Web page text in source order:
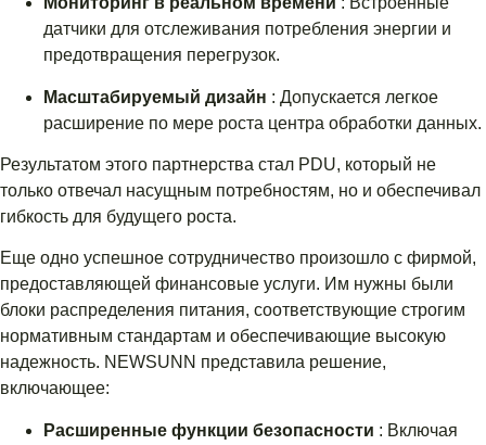
датчики для отслеживания потребления энергии и
предотвращения перегрузок.
Масштабируемый дизайн : Допускается легкое
расширение по мере роста центра обработки данных.
Результатом этого партнерства стал PDU, который не
только отвечал насущным потребностям, но и обеспечивал
гибкость для будущего роста.
Еще одно успешное сотрудничество произошло с фирмой,
предоставляющей финансовые услуги. Им нужны были
блоки распределения питания, соответствующие строгим
нормативным стандартам и обеспечивающие высокую
надежность. NEWSUNN представила решение,
включающее:
Расширенные функции безопасности : Включая